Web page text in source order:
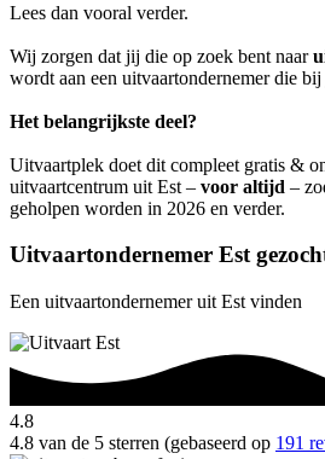
Lees dan vooral verder.
Wij zorgen dat jij die op zoek bent naar
wordt aan een uitvaartondernemer die bij
Het belangrijkste deel?
Uitvaartplek doet dit compleet gratis &
uitvaartcentrum uit Est – voor altijd –
geholpen worden in 2026 en verder.
Uitvaartondernemer Est
Een uitvaartondernemer uit Est vinden
4.8
4.8 van de 5 sterren (gebaseerd op 191